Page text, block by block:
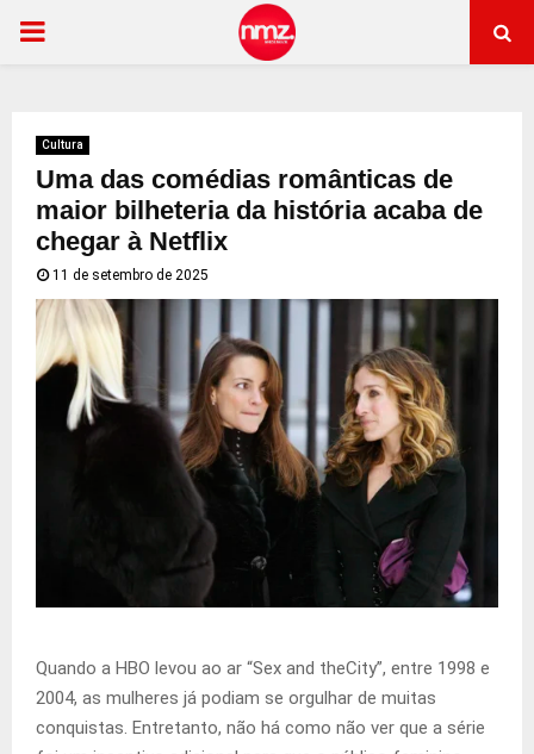
PRIMARY
Cultura
Uma das comédias românticas de
maior bilheteria da história acaba de
chegar à Netflix
11 de setembro de 2025
Quando a HBO levou ao ar “Sex and theCity”, entre 1998 e
2004, as mulheres já podiam se orgulhar de muitas
conquistas. Entretanto, não há como não ver que a série